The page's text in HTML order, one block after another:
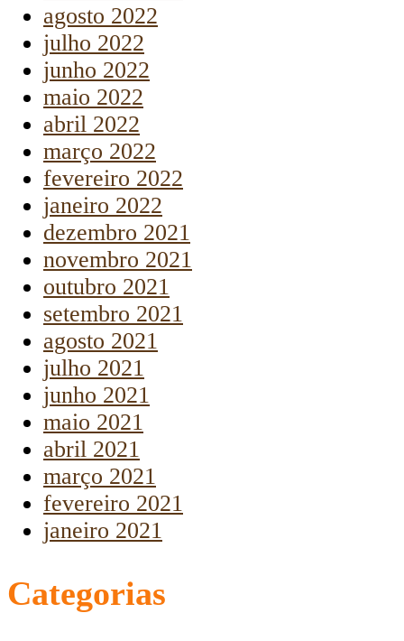
agosto 2022
julho 2022
junho 2022
maio 2022
abril 2022
março 2022
fevereiro 2022
janeiro 2022
dezembro 2021
novembro 2021
outubro 2021
setembro 2021
agosto 2021
julho 2021
junho 2021
maio 2021
abril 2021
março 2021
fevereiro 2021
janeiro 2021
Categorias